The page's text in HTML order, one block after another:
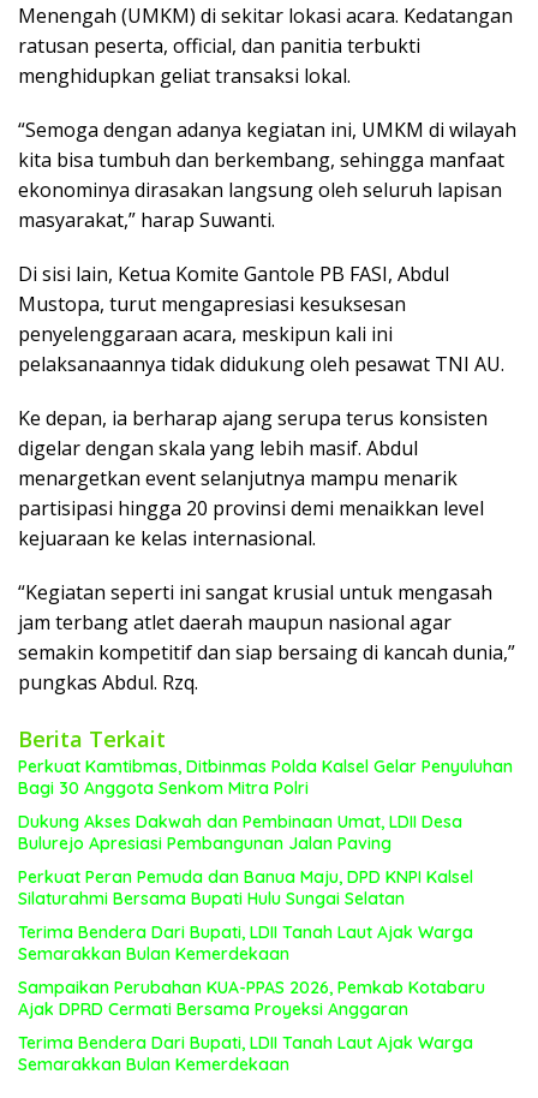
Menengah (UMKM) di sekitar lokasi acara. Kedatangan
ratusan peserta, official, dan panitia terbukti
menghidupkan geliat transaksi lokal.
“Semoga dengan adanya kegiatan ini, UMKM di wilayah
kita bisa tumbuh dan berkembang, sehingga manfaat
ekonominya dirasakan langsung oleh seluruh lapisan
masyarakat,” harap Suwanti.
Di sisi lain, Ketua Komite Gantole PB FASI, Abdul
Mustopa, turut mengapresiasi kesuksesan
penyelenggaraan acara, meskipun kali ini
pelaksanaannya tidak didukung oleh pesawat TNI AU.
Ke depan, ia berharap ajang serupa terus konsisten
digelar dengan skala yang lebih masif. Abdul
menargetkan event selanjutnya mampu menarik
partisipasi hingga 20 provinsi demi menaikkan level
kejuaraan ke kelas internasional.
“Kegiatan seperti ini sangat krusial untuk mengasah
jam terbang atlet daerah maupun nasional agar
semakin kompetitif dan siap bersaing di kancah dunia,”
pungkas Abdul. Rzq.
Berita Terkait
Perkuat Kamtibmas, Ditbinmas Polda Kalsel Gelar Penyuluhan
Bagi 30 Anggota Senkom Mitra Polri
Dukung Akses Dakwah dan Pembinaan Umat, LDII Desa
Bulurejo Apresiasi Pembangunan Jalan Paving
Perkuat Peran Pemuda dan Banua Maju, DPD KNPI Kalsel
Silaturahmi Bersama Bupati Hulu Sungai Selatan
Terima Bendera Dari Bupati, LDII Tanah Laut Ajak Warga
Semarakkan Bulan Kemerdekaan
Sampaikan Perubahan KUA-PPAS 2026, Pemkab Kotabaru
Ajak DPRD Cermati Bersama Proyeksi Anggaran
Terima Bendera Dari Bupati, LDII Tanah Laut Ajak Warga
Semarakkan Bulan Kemerdekaan